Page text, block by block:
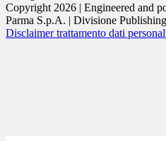
Copyright 2026 | Engineered and
Parma S.p.A. | Divisione
Disclaimer trattamento dati